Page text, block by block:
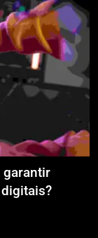
garantir